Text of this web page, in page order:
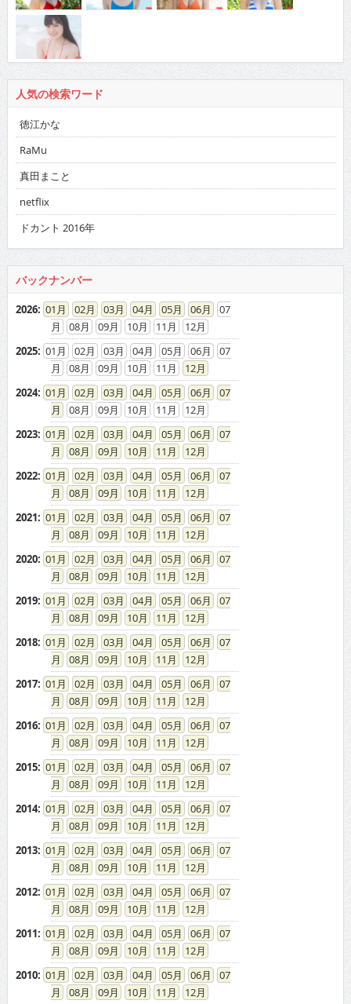
人気の検索ワード
徳江かな
RaMu
真田まこと
netflix
ドカント 2016年
バックナンバー
2026: 01 02 03 04 05 06
07
08
09 10 11
12
2025: 01 02 03 04 05 06
07
08
09 10 11
12
2024: 01 02 03 04 05 06
07
08
09 10 11
12
2023: 01 02 03 04 05 06
07
08
09 10 11
12
2022: 01 02 03 04 05 06
07
08
09 10 11
12
2021: 01 02 03 04 05 06
07
08
09 10 11
12
2020: 01 02 03 04 05 06
07
08
09 10 11
12
2019: 01 02 03 04 05 06
07
08
09 10 11
12
2018: 01 02 03 04 05 06
07
08
09 10 11
12
2017: 01 02 03 04 05 06
07
08
09 10 11
12
2016: 01 02 03 04 05 06
07
08
09 10 11
12
2015: 01 02 03 04 05 06
07
08
09 10 11
12
2014: 01 02 03 04 05 06
07
08
09 10 11
12
2013: 01 02 03 04 05 06
07
08
09 10 11
12
2012: 01 02 03 04 05 06
07
08
09 10 11
12
2011: 01 02 03 04 05 06
07
08
09 10 11
12
2010: 01 02 03 04 05 06
07
08
09 10 11
12